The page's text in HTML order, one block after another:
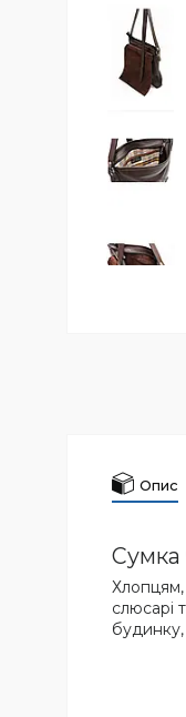
Опис
Сумка
Хлопцям,
слюсарі
будинку,